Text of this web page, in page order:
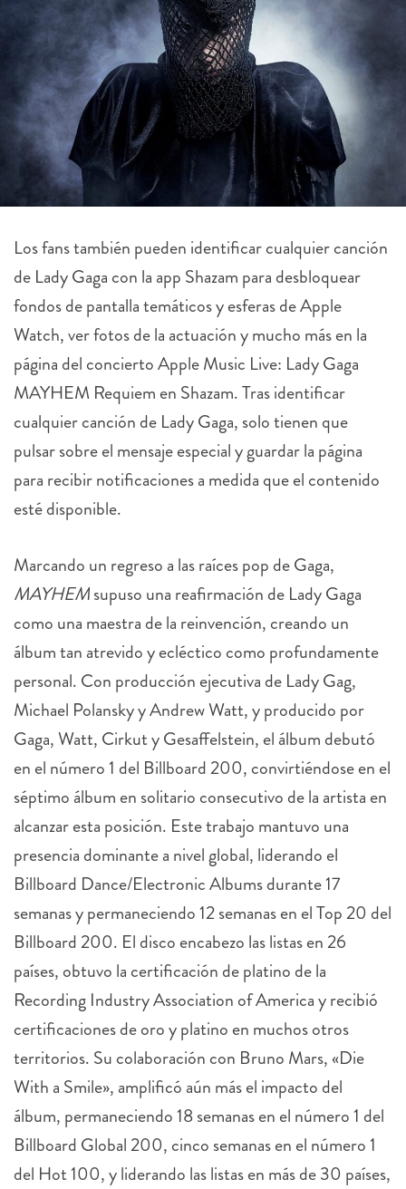
Los fans también pueden identificar cualquier canción
de Lady Gaga con la app Shazam para desbloquear
fondos de pantalla temáticos y esferas deApple
Watch, ver fotos de la actuación y mucho más en la
página del conciertoAppleMusic Live: Lady Gaga
MAYHEM Requiem en Shazam. Tras identificar
cualquier canción de Lady Gaga, solo tienen que
pulsar sobre el mensaje especial y guardar la página
para recibir notificaciones a medida que el contenido
esté disponible.
Marcando un regreso a las raíces pop de Gaga,
MAYHEMsupuso una reafirmación de Lady Gaga
como una maestra de la reinvención, creando un
álbum tan atrevido y ecléctico como profundamente
personal. Con producción ejecutiva de Lady Gag,
Michael Polansky y Andrew Watt, y producido por
Gaga, Watt, Cirkut y Gesaffelstein, el álbum debutó
en el número 1 del Billboard 200, convirtiéndose en el
séptimo álbum en solitario consecutivo de la artista en
alcanzar esta posición. Este trabajo mantuvo una
presencia dominante a nivel global, liderando el
Billboard Dance/Electronic Albums durante 17
semanas y permaneciendo 12 semanas en el Top 20 del
Billboard 200. El disco encabezo las listas en 26
países, obtuvo la certificación de platino de la
Recording Industry Association of America y recibió
certificaciones de oro y platino en muchos otros
territorios. Su colaboración con Bruno Mars, «Die
With a Smile», amplificó aún más el impacto del
álbum, permaneciendo 18 semanas en el número 1 del
Billboard Global 200, cinco semanas en el número 1
del Hot 100, y liderando las listas en más de 30 países,